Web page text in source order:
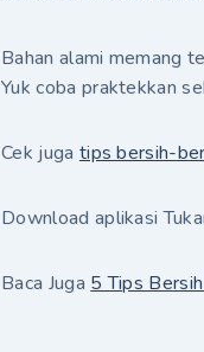
Bahan alami memang
Yuk coba praktekkan
Cek juga tips bersih-
Download aplikasi
Baca Juga 5 Tips